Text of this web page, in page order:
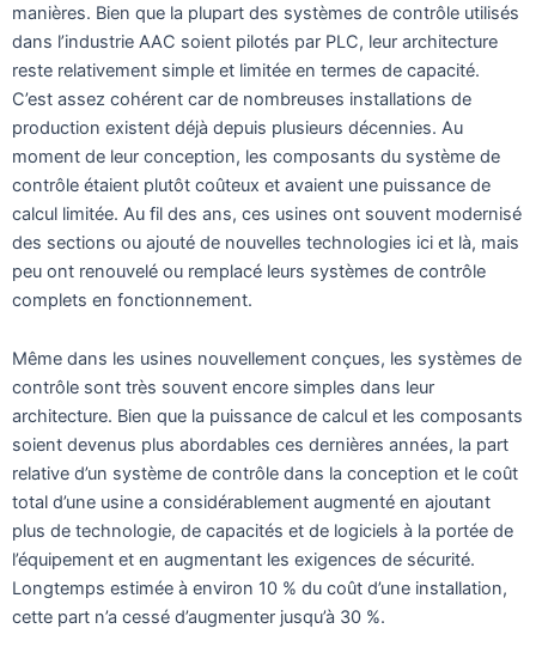
manières. Bien que la plupart des systèmes de contrôle utilisés
dans l’industrie AAC soient pilotés par PLC, leur architecture
reste relativement simple et limitée en termes de capacité.
C’est assez cohérent car de nombreuses installations de
production existent déjà depuis plusieurs décennies. Au
moment de leur conception, les composants du système de
contrôle étaient plutôt coûteux et avaient une puissance de
calcul limitée. Au fil des ans, ces usines ont souvent modernisé
des sections ou ajouté de nouvelles technologies ici et là, mais
peu ont renouvelé ou remplacé leurs systèmes de contrôle
complets en fonctionnement.
Même dans les usines nouvellement conçues, les systèmes de
contrôle sont très souvent encore simples dans leur
architecture. Bien que la puissance de calcul et les composants
soient devenus plus abordables ces dernières années, la part
relative d’un système de contrôle dans la conception et le coût
total d’une usine a considérablement augmenté en ajoutant
plus de technologie, de capacités et de logiciels à la portée de
l’équipement et en augmentant les exigences de sécurité.
Longtemps estimée à environ 10 % du coût d’une installation,
cette part n’a cessé d’augmenter jusqu’à 30 %.